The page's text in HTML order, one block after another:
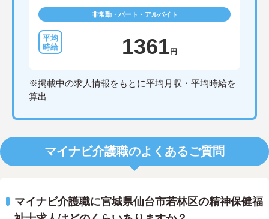
非常勤・パート・アルバイト
1361 円
※掲載中の求人情報をもとに平均月収・平均時給を
算出
マイナビ介護職のよくあるご質問
マイナビ介護職に宮城県仙台市若林区の精神保健福